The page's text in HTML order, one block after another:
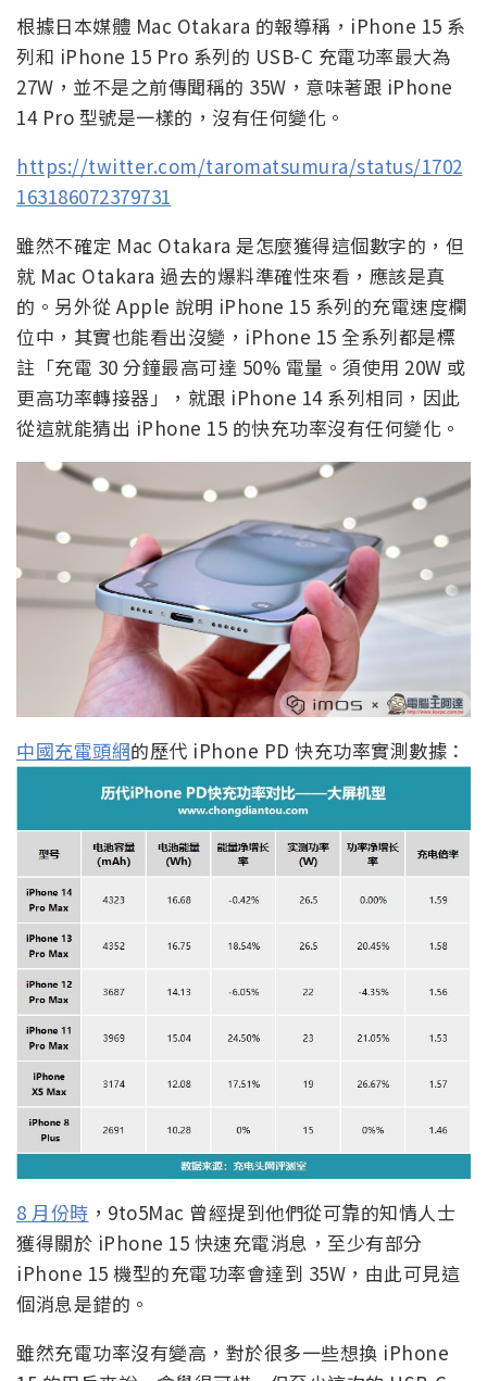
根據日本媒體 Mac Otakara 的報導稱，iPhone 15 系
列和 iPhone 15 Pro 系列的 USB-C 充電功率最大為
27W，並不是之前傳聞稱的 35W，意味著跟 iPhone
14 Pro 型號是一樣的，沒有任何變化。
https://twitter.com/taromatsumura/status/1702
163186072379731
雖然不確定 Mac Otakara 是怎麼獲得這個數字的，但
就 Mac Otakara 過去的爆料準確性來看，應該是真
的。另外從 Apple 說明 iPhone 15 系列的充電速度欄
位中，其實也能看出沒變，iPhone 15 全系列都是標
註「充電 30 分鐘最高可達 50% 電量。須使用 20W 或
更高功率轉接器」，就跟 iPhone 14 系列相同，因此
從這就能猜出 iPhone 15 的快充功率沒有任何變化。
中國充電頭網的歷代 iPhone PD 快充功率實測數據：
8 月份時 ，9to5Mac 曾經提到他們從可靠的知情人士
獲得關於 iPhone 15 快速充電消息，至少有部分
iPhone 15 機型的充電功率會達到 35W，由此可見這
個消息是錯的。
雖然充電功率沒有變高，對於很多一些想換 iPhone